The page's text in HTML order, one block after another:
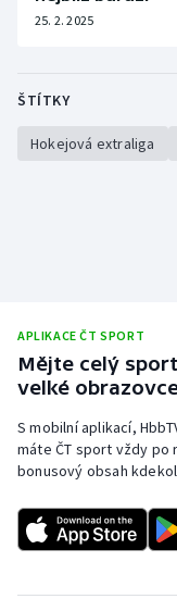
25. 2. 2025
ŠTÍTKY
Hokejová extraliga
APLIKACE ČT SPORT
Mějte celý
velké
S mobilní aplikací,
máte ČT sport vždy po
bonusový obsah